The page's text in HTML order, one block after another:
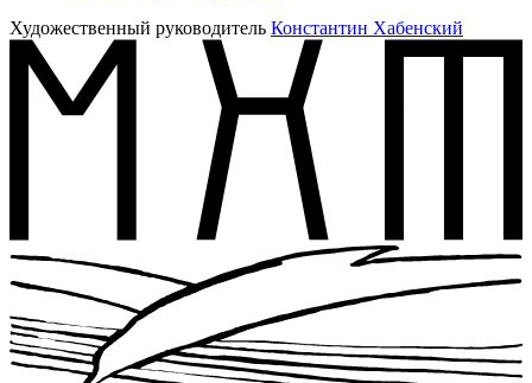
Художественный руководитель Константин Хабенский